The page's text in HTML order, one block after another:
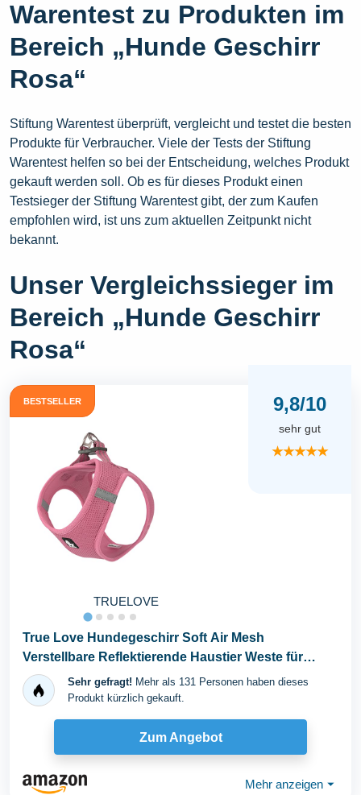
Warentest zu Produkten im
Bereich „Hunde Geschirr
Rosa“
Stiftung Warentest überprüft, vergleicht und testet die besten
Produkte für Verbraucher. Viele der Tests der Stiftung
Warentest helfen so bei der Entscheidung, welches Produkt
gekauft werden soll. Ob es für dieses Produkt einen
Testsieger der Stiftung Warentest gibt, der zum Kaufen
empfohlen wird, ist uns zum aktuellen Zeitpunkt nicht
bekannt.
Unser Vergleichssieger im
Bereich „Hunde Geschirr
Rosa“
BESTSELLER
TRUELOVE
9,8/10
sehr gut
★★★★★
True Love Hundegeschirr Soft Air Mesh
Verstellbare Reflektierende Haustier Weste für
Kleine und...Sehr gefragt! Mehr als 131 Personen haben dieses
Produkt kürzlich gekauft.
Zum Angebot
Mehr anzeigen ⏷